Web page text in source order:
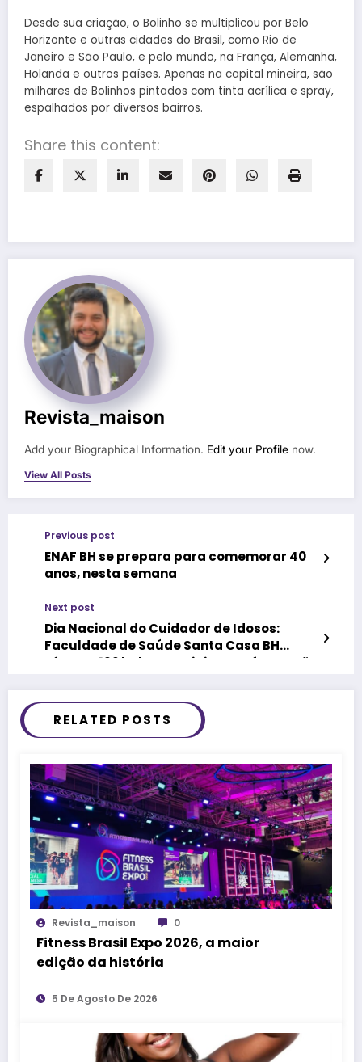
Desde sua criação, o Bolinho se multiplicou por Belo
Horizonte e outras cidades do Brasil, como Rio de
Janeiro e São Paulo, e pelo mundo, na França, Alemanha,
Holanda e outros países. Apenas na capital mineira, são
milhares de Bolinhos pintados com tinta acrílica e spray,
espalhados por diversos bairros.
Share this content:
Revista_maison
Add your Biographical Information. Edit your Profile now.
View All Posts
Previous post
ENAF BH se prepara para comemorar 40
anos, nesta semana
Next post
Dia Nacional do Cuidador de Idosos:
Faculdade de Saúde Santa Casa BH
oferece 192 bolsas sociais para formação
RELATED POSTS
Revista_maison 0
Fitness Brasil Expo 2026, a maior
edição da história
5 De Agosto De 2026